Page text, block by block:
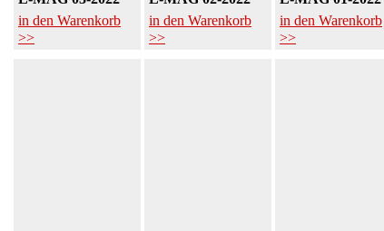
in den Warenkorb
>>
in den Warenkorb
>>
in den Warenkorb
>>